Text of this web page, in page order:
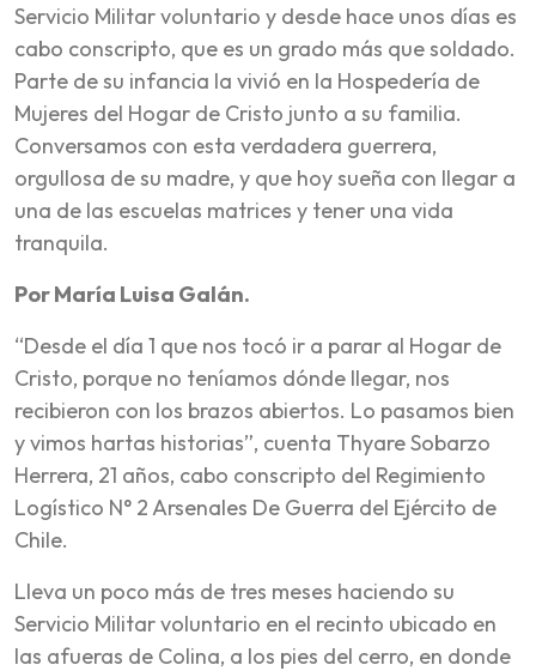
Servicio Militar voluntario y desde hace unos días es
cabo conscripto, que es un grado más que soldado.
Parte de su infancia la vivió en la Hospedería de
Mujeres del Hogar de Cristo junto a su familia.
Conversamos con esta verdadera guerrera,
orgullosa de su madre, y que hoy sueña con llegar a
una de las escuelas matrices y tener una vida
tranquila.
Por María Luisa Galán.
“Desde el día 1 que nos tocó ir a parar al Hogar de
Cristo, porque no teníamos dónde llegar, nos
recibieron con los brazos abiertos. Lo pasamos bien
y vimos hartas historias”, cuenta Thyare Sobarzo
Herrera, 21 años, cabo conscripto del Regimiento
Logístico N° 2 Arsenales De Guerra del Ejército de
Chile.
Lleva un poco más de tres meses haciendo su
Servicio Militar voluntario en el recinto ubicado en
las afueras de Colina, a los pies del cerro, en donde